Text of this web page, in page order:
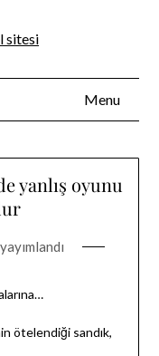
Menu
yanlış oyunu
ötelendiği sandık,